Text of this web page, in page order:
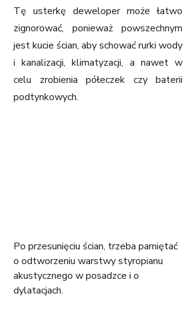
Tę usterkę deweloper może łatwo
zignorować, ponieważ powszechnym
jest kucie ścian, aby schować rurki wody
i kanalizacji, klimatyzacji, a nawet w
celu zrobienia półeczek czy baterii
podtynkowych.
Po przesunięciu ścian, trzeba pamiętać
o odtworzeniu warstwy styropianu
akustycznego w posadzce i o
dylatacjach.